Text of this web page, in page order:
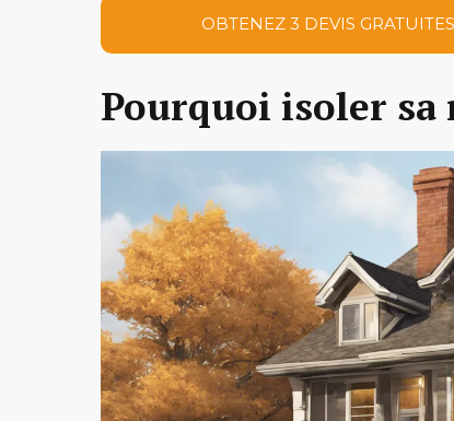
OBTENEZ 3 DEVIS
Pourquoi isoler sa